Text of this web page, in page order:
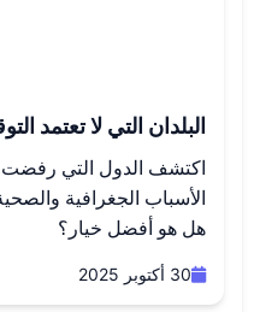
البلدان التي لا تعتمد
اكتشف الدول التي رفضت
الأسباب الجغرافية
هل هو أفضل خيار؟
30 أكتوبر 2025